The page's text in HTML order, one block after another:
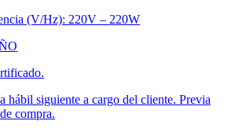
(V/Hz): 220V – 220W
hábil siguiente a cargo del cliente. Previa
compra.